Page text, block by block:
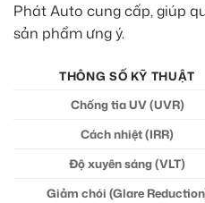
Phát Auto cung cấp, giúp
sản phẩm ưng ý.
THÔNG SỐ KỸ THUẬT
Chống tia UV (UVR)
Cách nhiệt (IRR)
Độ xuyên sáng (VLT)
Giảm chói (Glare